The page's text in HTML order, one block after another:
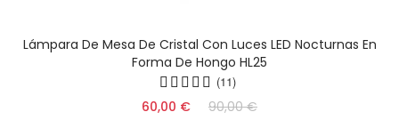
Lámpara De Mesa De Cristal Con Luces LED Nocturnas En
Forma De Hongo HL25
(11)
60,00 € 90,00 €